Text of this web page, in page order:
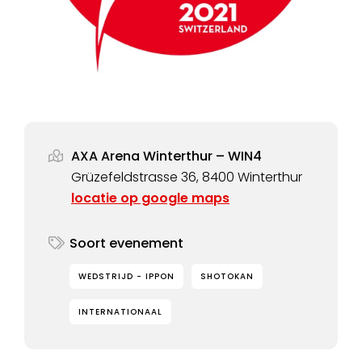
AXA Arena Winterthur – WIN4
Grüzefeldstrasse 36, 8400 Winterthur
locatie op google maps
Soort evenement
WEDSTRIJD - IPPON SHOTOKAN
INTERNATIONAAL